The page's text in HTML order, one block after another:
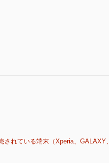
れている端末（Xperia、GALAXY、